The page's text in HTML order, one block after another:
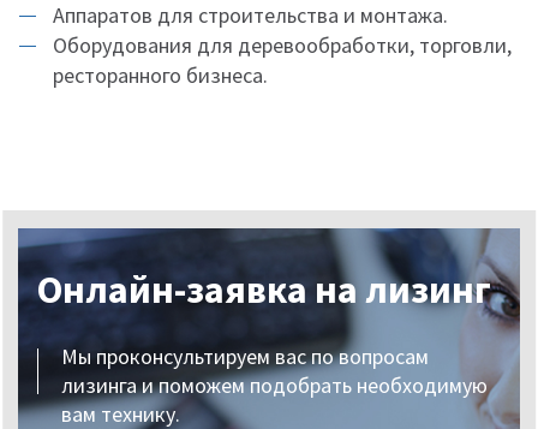
Аппаратов для строительства и монтажа.
Оборудования для деревообработки, торговли,
ресторанного бизнеса.
Онлайн-заявка на лизинг
Мы проконсультируем вас по вопросам
лизинга и поможем подобрать необходимую
вам технику.